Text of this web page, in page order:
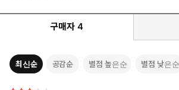
구매자 4
최신순 공감순 별점 높은순 별점 낮은순